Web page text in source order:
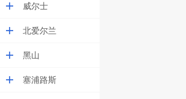
威尔士
北爱尔兰
黑山
塞浦路斯